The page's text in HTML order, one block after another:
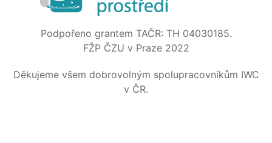
Podpořeno grantem TAČR: TH 04030185.
FŽP ČZU v Praze 2022
Děkujeme všem dobrovolným spolupracovníkům IWC
v ČR.